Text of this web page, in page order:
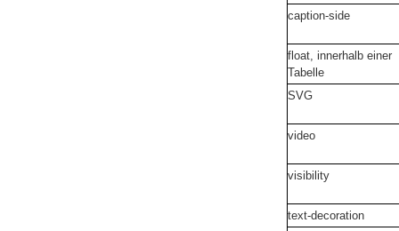
caption-side
float, innerhalb einer
Tabelle
SVG
video
visibility
text-decoration